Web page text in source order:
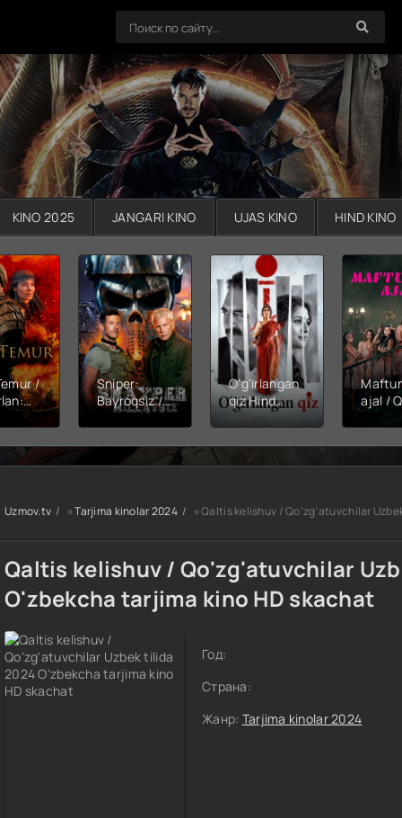
KINO 2025 JANGARI KINO UJAS KINO HIND KINO
/
filmi
kino
Sniper:
Bayroqsiz /
Snayper:
Bayroqsiz
snayper
Uzbek tilida
O'zbekcha
2026
Full HD tas-
ix skachat
O'g'irlangan
qiz Hind
kinosi 2026
O'zbekcha
tarjima kino
ajal /
tilida)
2026
Uzmov.tv »Tarjima kinolar 2024 » Qaltis kelishuv / Qo'zg'atuvchilar
Qaltis kelishuv / Qo'zg'atuvchilar
O'zbekcha tarjima kino HD skachat
Год:
Страна:
Жанр: Tarjima kinolar 2024